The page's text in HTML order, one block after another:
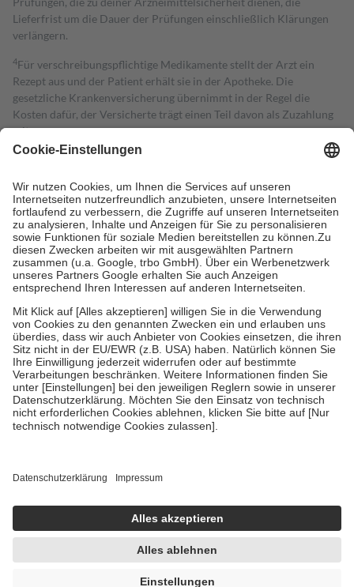
Lieferfrist um die Dauer der Prüfungen einschließlich Klärungen
verlängern.
4Für verschreibungspflichtige Medikamente stellt der Arzt ein
Rezept aus und der Patient erhält sie in der Apotheke. Die
gesetzliche Krankenversicherung übernimmt in der Regel die
Kosten dafür, der Versicherte trägt einen Teil davon als Zuzahlung
mit.
Grundsätzlich leisten Mitglieder Zuzahlungen in Höhe von zehn
höchstens zehn Euro.
Es sind jedoch nie mehr als die tatsächlichen
Kosten der Leistung zu entrichten.
Diese Regeln gelten grundsätzlich auch für Online-Apotheken.
Bei Heilmitteln und häuslicher Krankenpflege beträgt die
Zuzahlung zehn Prozent der Kosten sowie zehn Euro je
Verordnung.
Um das Engagement der Versicherten für ihre eigene Gesundheit zu
stärken und die besondere Stellung der Familie zu unterstützen,
fallenkeine Zuzahlungenan bei:
• Kindern und Jugendlichen bis zum vollendeten 18. Lebensjahr
mit Ausnahme der Fahrkosten
• Untersuchungen zur Vorsorge und Früherkennung, die von der
GKV getragen werden
• empfohlenen Schutzimpfungen
• Harn- und Blutteststreifen
getroffen, um sicherzustellen, dass es sich um echte Bewertungen
https://help.etrusted.com/hc/de/articles/4419944605341
Einige Bilder und Inhalte wurden unter Zuhilfenahme künstlicher